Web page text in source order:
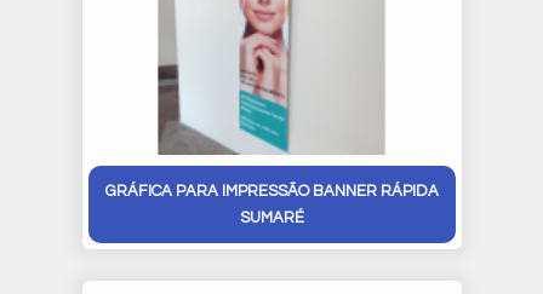
GRÁFICA PARA IMPRESSÃO BANNER RÁPIDA
SUMARÉ